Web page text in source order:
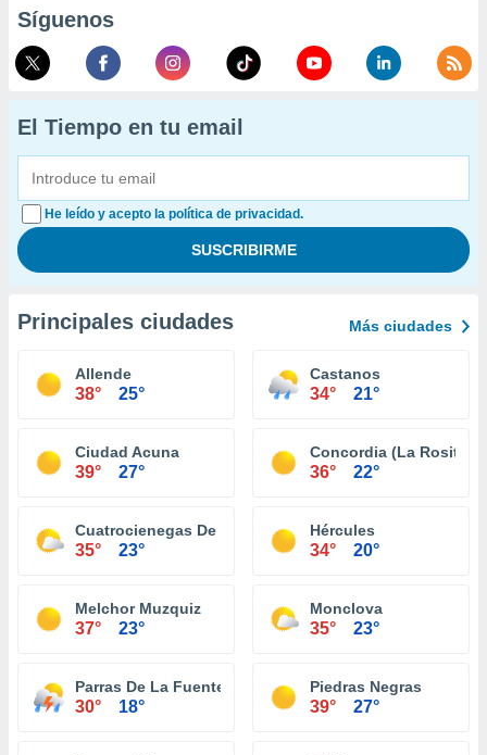
Síguenos
El Tiempo en tu email
He leído y acepto la política de privacidad.
Principales ciudades Más ciudades
Allende
38° 25°
Castanos
34° 21°
Ciudad Acuna
39° 27°
Concordia (La Rosita)
36° 22°
Cuatrocienegas De Carranza
35° 23°
Hércules
34° 20°
Melchor Muzquiz
37° 23°
Monclova
35° 23°
Parras De La Fuente
30° 18°
Piedras Negras
39° 27°